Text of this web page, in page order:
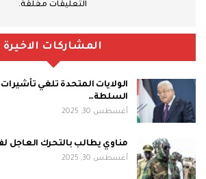
التعليقات مغلقة.
المشاركات الاخيرة
الولايات المتحدة تلغي
السلطة…
أغسطس 30, 2025
مناوي يطالب بالتحرك العاجل
أغسطس 30, 2025